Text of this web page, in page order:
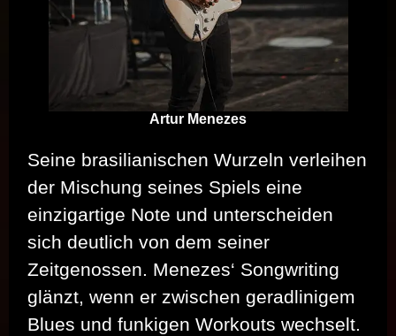
Artur Menezes
Seine brasilianischen Wurzeln verleihen
der Mischung seines Spiels eine
einzigartige Note und unterscheiden
sich deutlich von dem seiner
Zeitgenossen. Menezes‘ Songwriting
glänzt, wenn er zwischen geradlinigem
Blues und funkigen Workouts wechselt.